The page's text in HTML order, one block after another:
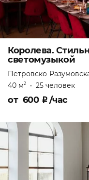
Королева.
светомузыкой
Петровско-
40 м2 • 25 человек
от 600 ₽/час